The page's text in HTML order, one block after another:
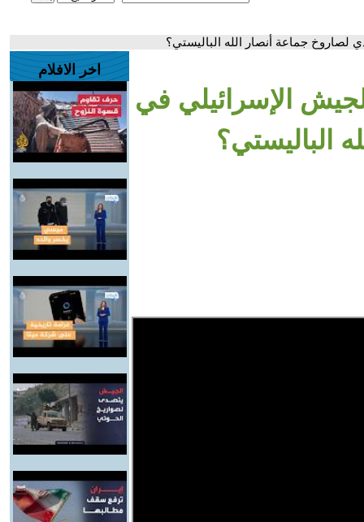
جماعة أنصار الله الباليستي؟
الإسرائيلي في
الباليستي؟
اخر الافلام